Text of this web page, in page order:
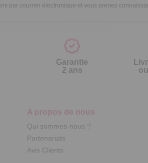
par courrier électronique et vous prenez
Garantie
2 ans
A propos de nous
Qui sommes-nous ?
Partenariats
Avis Clients